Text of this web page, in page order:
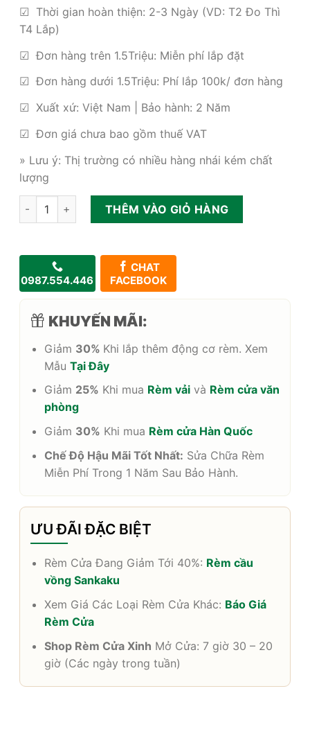
☑ Thời gian hoàn thiện: 2-3 Ngày (VD: T2 Đo Thì
T4 Lắp)
☑ Đơn hàng trên 1.5Triệu: Miễn phí lắp đặt
☑ Đơn hàng dưới 1.5Triệu: Phí lắp 100k/ đơn hàng
☑ Xuất xứ: Việt Nam | Bảo hành: 2 Năm
☑ Đơn giá chưa bao gồm thuế VAT
» Lưu ý: Thị trường có nhiều hàng nhái kém chất
lượng
Rèm nhôm văn phòng hiện đại chống nắng số lượng
THÊM VÀO GIỎ HÀNG
0987.554.446
CHAT
FACEBOOK
KHUYẾN MÃI:
Giảm 30% Khi lắp thêm động cơ rèm. Xem
MẫuTại Đây
Giảm 25% Khi mua Rèm vải và Rèm cửa văn
phòng
Giảm 30% Khi mua Rèm cửa Hàn Quốc
Chế Độ Hậu Mãi Tốt Nhất: Sửa Chữa Rèm
Miễn Phí Trong 1 Năm Sau Bảo Hành.
ƯU ĐÃI ĐẶC BIỆT
Rèm Cửa Đang Giảm Tới 40%: Rèm cầu
vồng Sankaku
Xem Giá Các Loại Rèm Cửa Khác: Báo Giá
Rèm Cửa
Shop Rèm Cửa Xinh Mở Cửa: 7 giờ 30 – 20
giờ (Các ngày trong tuần)